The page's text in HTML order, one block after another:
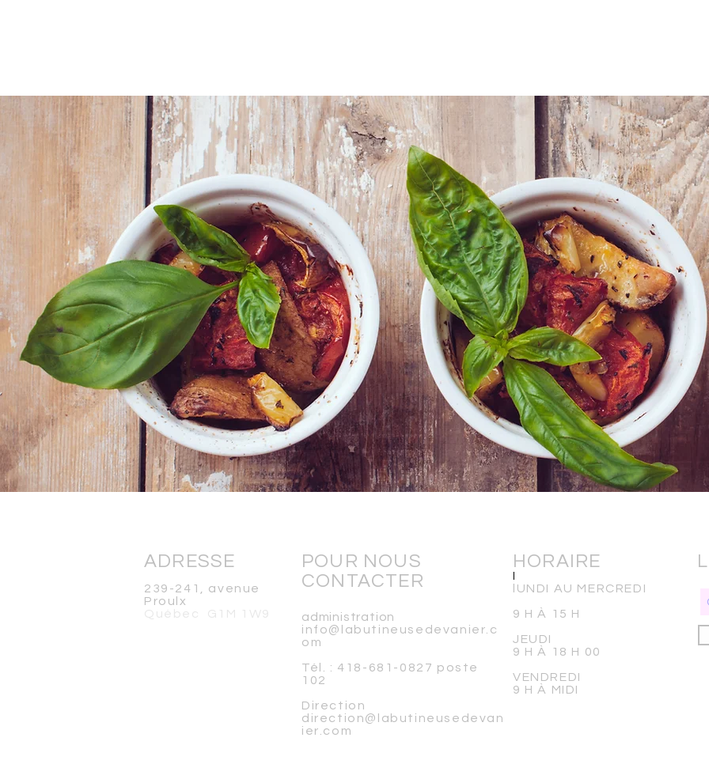
ADRESSE
239-241, avenue
Proulx
POUR NOUS
CONTACTER
administration
info@labutineusedevanier.c
om
Tél. : 418-681-0827 poste
102
Direc t ion
direction@labutineusedevan
ier.com
HORAIRE
lUNDI AU MERCREDI
9 H À 15 H
JEUDI
9 H À 18 H 00
VENDREDI
9 H À MIDI